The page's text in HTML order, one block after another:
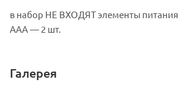
в набор НЕ ВХОДЯТ элементы питания
AAA — 2 шт.
Галерея